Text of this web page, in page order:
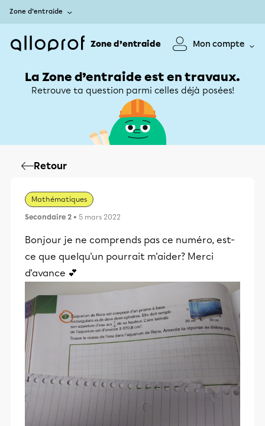
Zone d’entraide
Zone d’entraide Mon compte
La Zone d’entraide est en travaux.
Retrouve ta question parmi celles déjà posées!
Retour
Mathématiques
Secondaire 2 • 5 mars 2022
Bonjour je ne comprends pas ce numéro, est-
ce que quelqu'un pourrait m'aider? Merci
d'avance 💕